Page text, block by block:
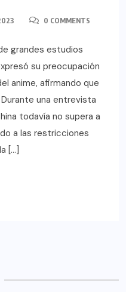
0 COMMENTS
grandes estudios
su preocupación
anime, afirmando que
una entrevista
todavía no supera a
a las restricciones
[…]